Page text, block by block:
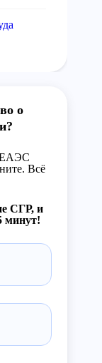
о
ЕАЭС
Всё
СГР, и
минут!